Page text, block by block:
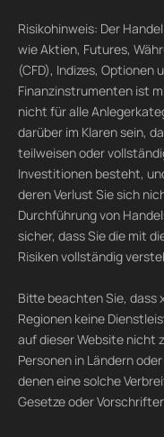
Risikohinweis: Der
wie Aktien, Futures,
(CFD), Indizes, Optionen
Finanzinstrumenten ist
nicht für alle
darüber im Klaren sein,
teilweisen oder
Investitionen besteht,
deren Verlust Sie sich
Durchführung von
sicher, dass Sie die mit
Risiken vollständig
Bitte beachten Sie, dass
Regionen keine
auf dieser Website nicht
Personen in Ländern
denen eine solche
Gesetze oder